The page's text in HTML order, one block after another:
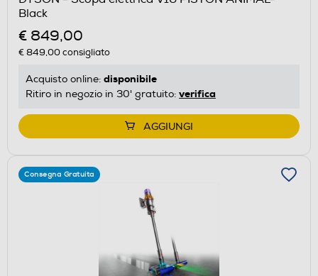
Black
€ 849,00
€ 849,00consigliato
Acquisto online: disponibile
Ritiro in negozio in 30' gratuito: verifica
AGGIUNGI
Consegna Gratuita